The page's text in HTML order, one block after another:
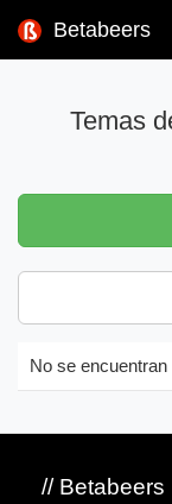
Betabeers
Temas
No se
// Betabeers